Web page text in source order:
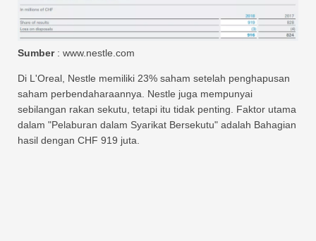
Sumber: www.nestle.com
Di L'Oreal, Nestle memiliki 23% saham setelah penghapusan
saham perbendaharaannya. Nestle juga mempunyai
sebilangan rakan sekutu, tetapi itu tidak penting. Faktor utama
dalam "Pelaburan dalam Syarikat Bersekutu" adalah Bahagian
hasil dengan CHF 919 juta.